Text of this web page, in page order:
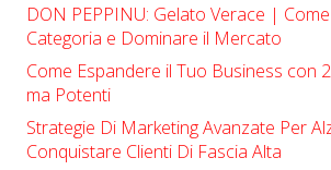
DON PEPPINU: Gelato Verace |
Categoria e Dominare il Mercato
Come Espandere il Tuo Business con
ma Potenti
Strategie Di Marketing Avanzate Per
Conquistare Clienti Di Fascia Alta